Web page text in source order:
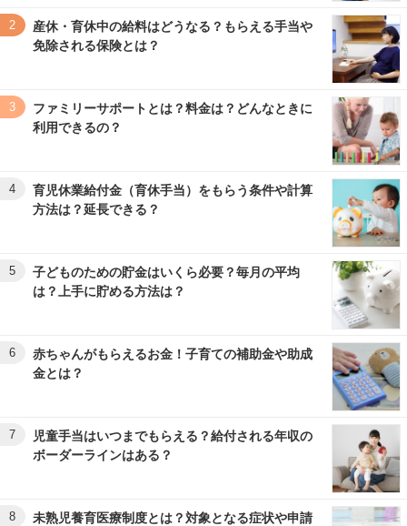
2
産休・育休中の給料はどうなる？もらえる手当や
免除される保険とは？
3
ファミリーサポートとは？料金は？どんなときに
利用できるの？
4
育児休業給付金（育休手当）をもらう条件や計算
方法は？延長できる？
5
子どものための貯金はいくら必要？毎月の平均
は？上手に貯める方法は？
6
赤ちゃんがもらえるお金！子育ての補助金や助成
金とは？
7
児童手当はいつまでもらえる？給付される年収の
ボーダーラインはある？
8
未熟児養育医療制度とは？対象となる症状や申請